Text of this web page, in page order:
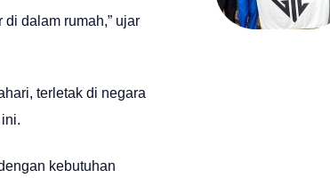
dalam rumah,” ujar
terletak di negara
kebutuhan